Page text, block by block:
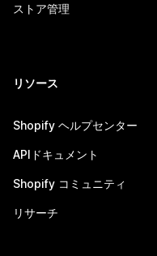
ストア管理
リソース
Shopify ヘルプセンター
APIドキュメント
Shopify コミュニティ
リサーチ